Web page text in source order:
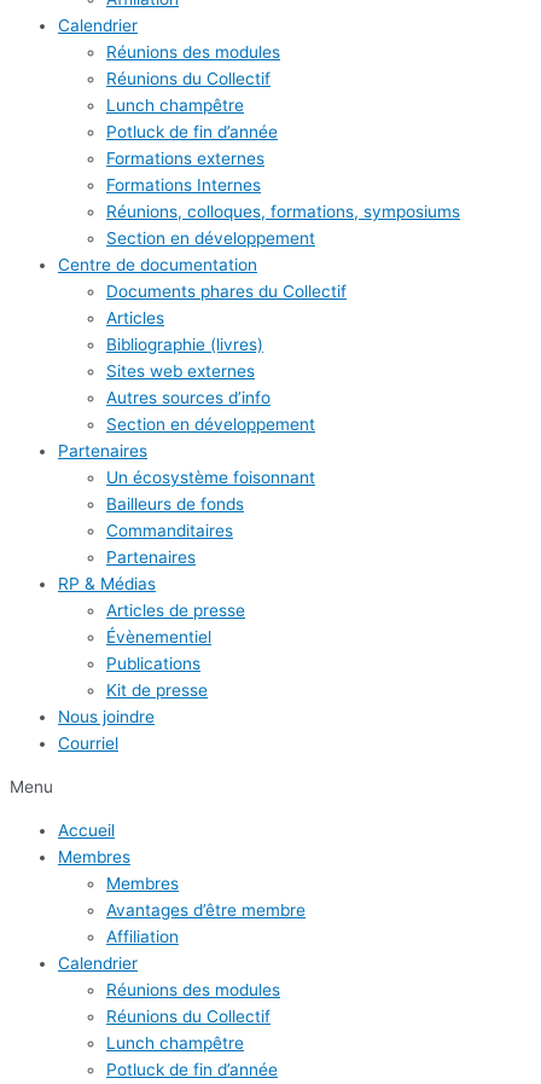
Calendrier
Réunions des modules
Réunions du Collectif
Lunch champêtre
Potluck de fin d’année
Formations externes
Formations Internes
Réunions, colloques, formations, symposiums
Section en développement
Centre de documentation
Documents phares du Collectif
Articles
Bibliographie (livres)
Sites web externes
Autres sources d’info
Section en développement
Partenaires
Un écosystème foisonnant
Bailleurs de fonds
Commanditaires
Partenaires
RP & Médias
Articles de presse
Évènementiel
Publications
Kit de presse
Nous joindre
Courriel
Menu
Accueil
Membres
Membres
Avantages d’être membre
Affiliation
Calendrier
Réunions des modules
Réunions du Collectif
Lunch champêtre
Potluck de fin d’année